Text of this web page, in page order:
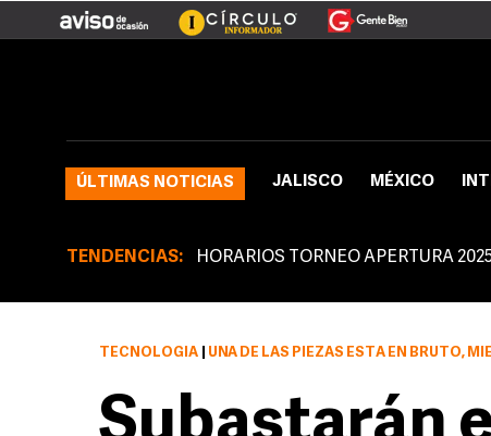
ÚLTIMAS NOTICIAS JALISCO MÉXICO
TENDENCIAS: HORARIOS TORNEO APERTURA
TECNOLOGÍA UNA DE LAS PIEZAS ESTÁ EN BRUTO, MIENTRAS QUE LA OTRA